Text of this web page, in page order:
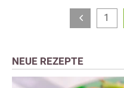
1
NEUE REZEPTE